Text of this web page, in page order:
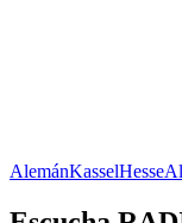
AlemánKasselHesse